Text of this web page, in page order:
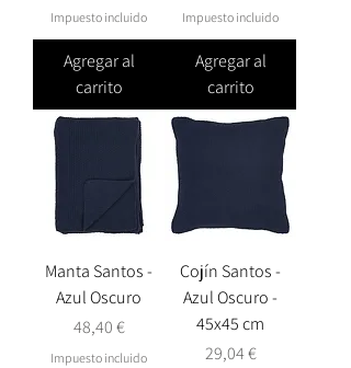
Impuesto incluido
Agregar al
carrito
Impuesto incluido
Agregar al
carrito
Manta Santos -
Azul Oscuro
Precio
48,40 €
Impuesto incluido
Cojín Santos -
Azul Oscuro -
45x45 cm
Precio
29,04 €